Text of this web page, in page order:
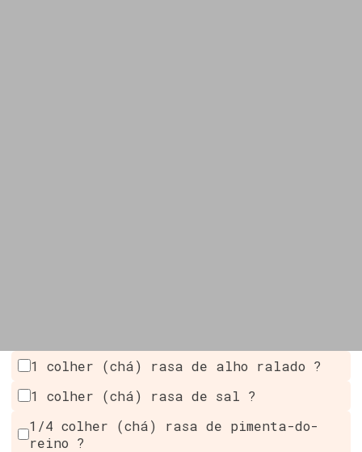
1 colher (chá) rasa de alho ralado ?
1 colher (chá) rasa de sal ?
1/4 colher (chá) rasa de pimenta-do-
reino ?️